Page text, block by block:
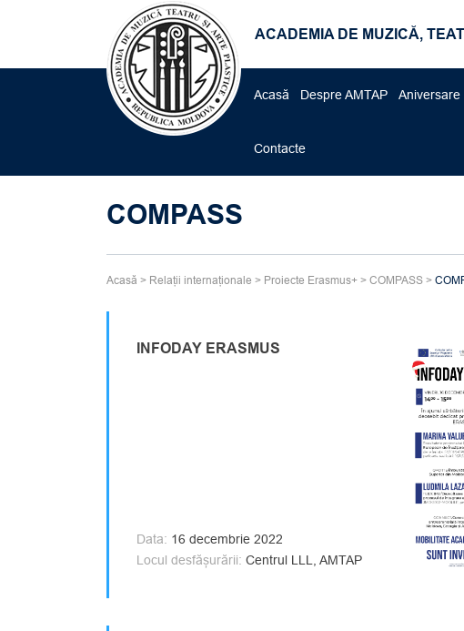
ACADEMIA DE MUZICĂ,
Acasă Despre AMTAP Aniversare
Contacte
COMPASS
Acasă > Relații internaționale > Proiecte Erasmus+ > COMPASS >
INFODAY ERASMUS
Data: 16 decembrie 2022
Locul desfășurării: Centrul LLL, AMTAP